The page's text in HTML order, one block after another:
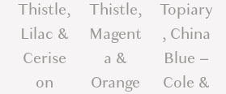
Thistle,
Lilac &
Cerise
on
Thistle,
Magent
a &
Orange
Topiary
, China
Blue –
Cole &